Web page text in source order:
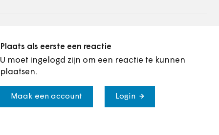
Plaats als eerste een reactie
U moet ingelogd zijn om een reactie te kunnen
plaatsen.
Maak een account Login